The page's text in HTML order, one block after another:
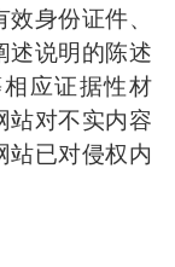
身份证件、
述说明的陈述
应证据性材
站对不实内容
站已对侵权内